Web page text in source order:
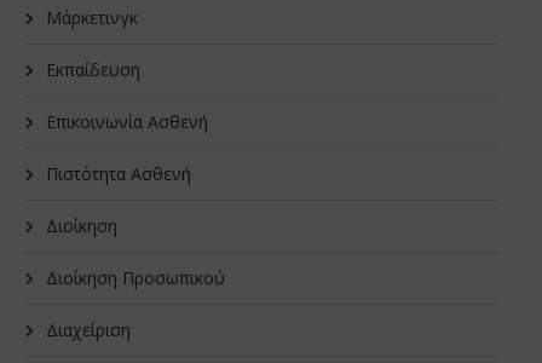
Μάρκετινγκ
Εκπαίδευση
Επικοινωνία Ασθενή
Πιστότητα Ασθενή
Διοίκηση
Διοίκηση Προσωπικού
Διαχείριση